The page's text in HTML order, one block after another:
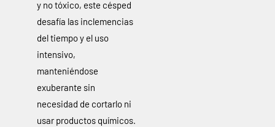
y no tóxico, este césped
desafía las inclemencias
del tiempo y el uso
intensivo,
manteniéndose
exuberante sin
necesidad de cortarlo ni
usar productos químicos.